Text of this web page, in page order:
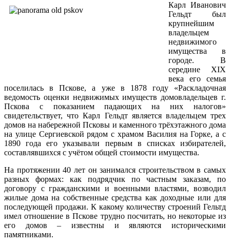
Карл Иванович
Гельдт был
крупнейшим
владельцем
недвижимого
имущества в
городе. В
середине XIX
века его семья
поселилась в Пскове, а уже в 1878 году «Раскладочная
ведомость оценки недвижимых имуществ домовладельцев г.
Пскова с показанием падающих на них налогов»
свидетельствует, что Карл Гельдт является владельцем трех
домов на набережной Псковы и каменного трёхэтажного дома
на улице Сергиевской рядом с храмом Василия на Горке, а с
1890 года его указывали первым в списках избирателей,
составлявшихся с учётом общей стоимости имущества.
На протяжении 40 лет он занимался строительством в самых
разных формах: как подрядчик по частным заказам, по
договору с гражданскими и военными властями, возводил
жилые дома на собственные средства как доходные или для
последующей продажи. К какому количеству строений Гельтд
имел отношение в Пскове трудно посчитать, но некоторые из
его домов – известны и являются историческими
памятниками.